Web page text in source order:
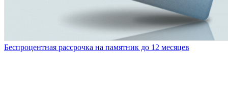
Беспроцентная рассрочка на памятник до 12 месяцев